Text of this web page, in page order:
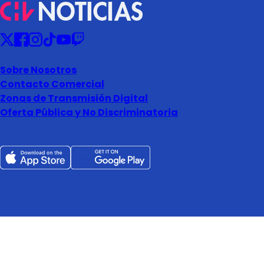
Sobre Nosotros
Contacto Comercial
Zonas de Transmisión Digital
Oferta Pública y No Discriminatoria